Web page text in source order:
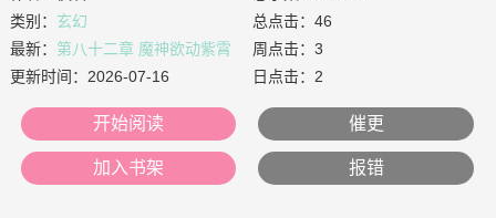
类别： 玄幻
最新： 第八十二章 魔神欲动紫霄
乱，帝俊一出眾神服
更新时间： 2026-07-16
总点击：46
周点击：3
日点击：2
开始阅读 催更
加入书架 报错